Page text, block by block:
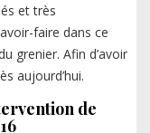
et très
faire dans ce
grenier. Afin d’avoir
aujourd’hui.
de